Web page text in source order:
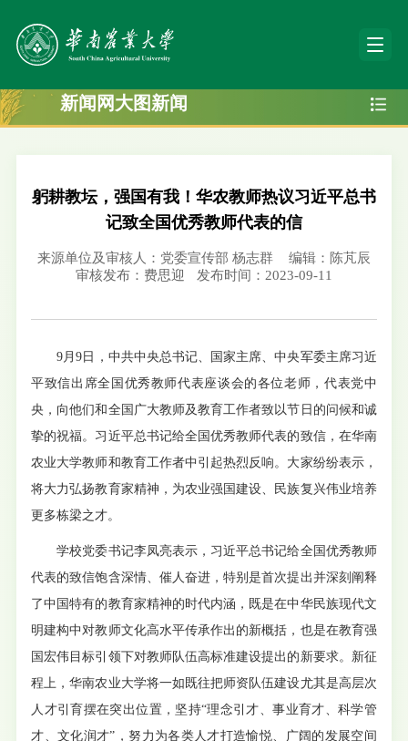
新闻网大图新闻
躬耕教坛，强国有我！华农教师热议习近平总书
记致全国优秀教师代表的信
来源单位及审核人：党委宣传部 杨志群
编辑：陈芃辰
审核发布：费思迎
发布时间：2023-09-11
9月9日，中共中央总书记、国家主席、中央军委主席习近
平致信出席全国优秀教师代表座谈会的各位老师，代表党中
央，向他们和全国广大教师及教育工作者致以节日的问候和诚
挚的祝福。习近平总书记给全国优秀教师代表的致信，在华南
农业大学教师和教育工作者中引起热烈反响。大家纷纷表示，
将大力弘扬教育家精神，为农业强国建设、民族复兴伟业培养
更多栋梁之才。
学校党委书记李凤亮表示，习近平总书记给全国优秀教师
代表的致信饱含深情、催人奋进，特别是首次提出并深刻阐释
了中国特有的教育家精神的时代内涵，既是在中华民族现代文
明建构中对教师文化高水平传承作出的新概括，也是在教育强
国宏伟目标引领下对教师队伍高标准建设提出的新要求。新征
程上，华南农业大学将一如既往把师资队伍建设尤其是高层次
人才引育摆在突出位置，坚持“理念引才、事业育才、科学管
才、文化润才”，努力为各类人才打造愉悦、广阔的发展空间